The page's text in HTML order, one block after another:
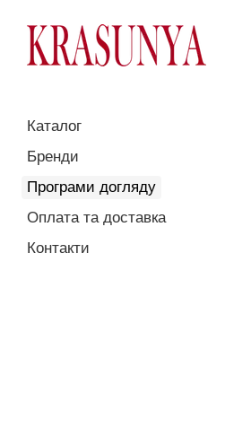
Каталог
Бренди
Програми догляду
Оплата та доставка
Контакти